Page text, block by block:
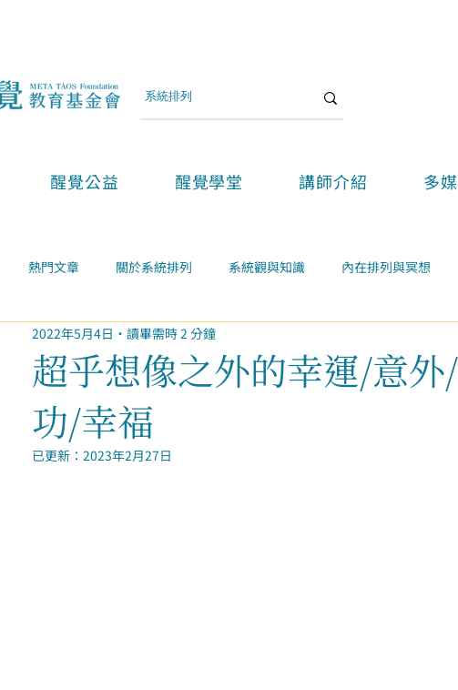
醒覺公益 醒覺學堂 講師介紹 多
熱門文章 關於系統排列 系統觀與知識 內在排列與冥想
金錢事業 家庭關係
超乎想像之外的幸運/意
功/幸福
2022年5月4日 讀畢需時 2 分鐘
已更新： 2023年2月27日